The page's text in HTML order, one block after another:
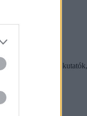
legyen az oktatók,